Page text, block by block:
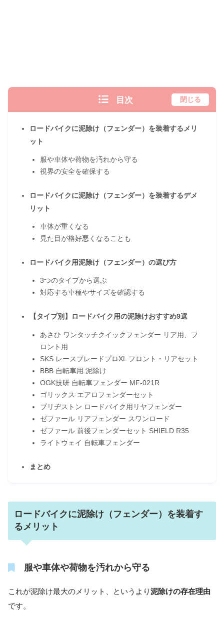
目次 閉じる
ロードバイクに泥除け（フェンダー）を装着するメリ
ット
服や車体や荷物を汚れから守る
視界の安全を確保する
ロードバイクに泥除け（フェンダー）を装着するデメ
リット
車体が重くなる
見た目が格好悪くなることも
ロードバイク用泥除け（フェンダー）の選び方
3つのタイプから選ぶ
対応する車種やサイズを確認する
【タイプ別】ロードバイク用の泥除けおすすめ9選
あさひ ワンタッチクイックフェンダー リア用、フ
ロント用
SKS レースブレードプロXL フロント・リアセット
BBB 自転車用 泥除け
OGK技研 自転車フェンダー MF-021R
ゴリックス エアロフェンダーセット
ブリヂストン ロードバイク用リヤフェンダー
ゼファール リアフェンダー スワンロード
ゼファール 前後フェンダーセット SHIELD R35
ライトウェイ 自転車フェンダー
まとめ
ロードバイクに泥除け（フェンダー）を装着す
るメリット
服や車体や荷物を汚れから守る
これが泥除け最大のメリット、というより泥除けの存在理由
です。